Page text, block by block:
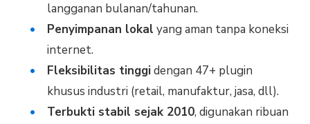
langganan bulanan/tahunan.
Penyimpanan lokal yang aman tanpa koneksi
internet.
Fleksibilitas tinggidengan 47+ plugin
khusus industri (retail, manufaktur, jasa, dll).
Terbukti stabil sejak 2010, digunakan ribuan